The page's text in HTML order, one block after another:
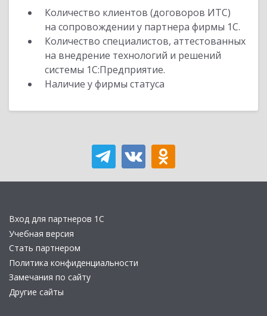
Количество клиентов (договоров ИТС)
на сопровождении у партнера фирмы 1С.
Количество специалистов, аттестованных
на внедрение технологий и решений
системы 1С:Предприятие.
Наличие у фирмы статуса
Вход для партнеров 1С
Учебная версия
Стать партнером
Политика конфиденциальности
Замечания по сайту
Другие сайты